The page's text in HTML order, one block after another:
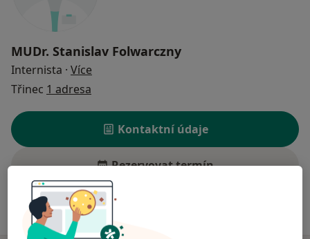
MUDr. Stanislav Folwarczny
Internista · Více
Třinec 1 adresa
Kontaktní údaje
Rezervovat termín
Ceník